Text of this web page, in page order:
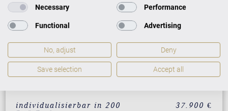
Preisliste
AUSFÜHRUNG PREISE
individualisierbar in 200
37.900 €
Necessary Performance
Functional Advertising
No, adjust Deny
Save selection Accept all